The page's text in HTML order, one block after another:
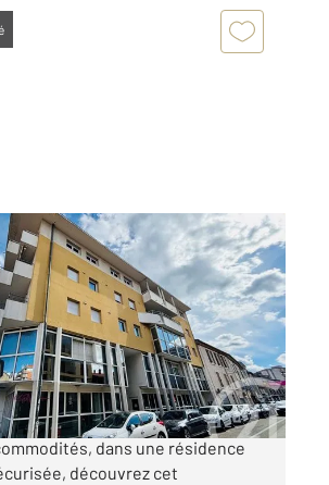
F3 à vendre
€
proximité du cœur de ville et de
dans une résidence
découvrez cet